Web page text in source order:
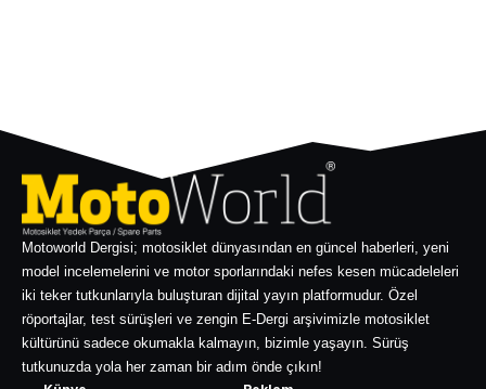
Motoworld Dergisi; motosiklet dünyasından en güncel haberleri, yeni
model incelemelerini ve motor sporlarındaki nefes kesen mücadeleleri
iki teker tutkunlarıyla buluşturan dijital yayın platformudur. Özel
röportajlar, test sürüşleri ve zengin E-Dergi arşivimizle motosiklet
kültürünü sadece okumakla kalmayın, bizimle yaşayın. Sürüş
tutkunuzda yola her zaman bir adım önde çıkın!